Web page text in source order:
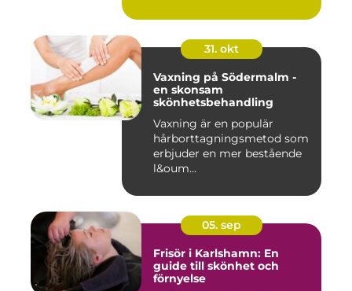
31. okt
Vaxning på Södermalm -
en skonsam
skönhetsbehandling
Vaxning är en populär
hårborttagningsmetod som
erbjuder en mer bestående
l&oum...
05. sep
Frisör i Karlshamn: En
guide till skönhet och
förnyelse